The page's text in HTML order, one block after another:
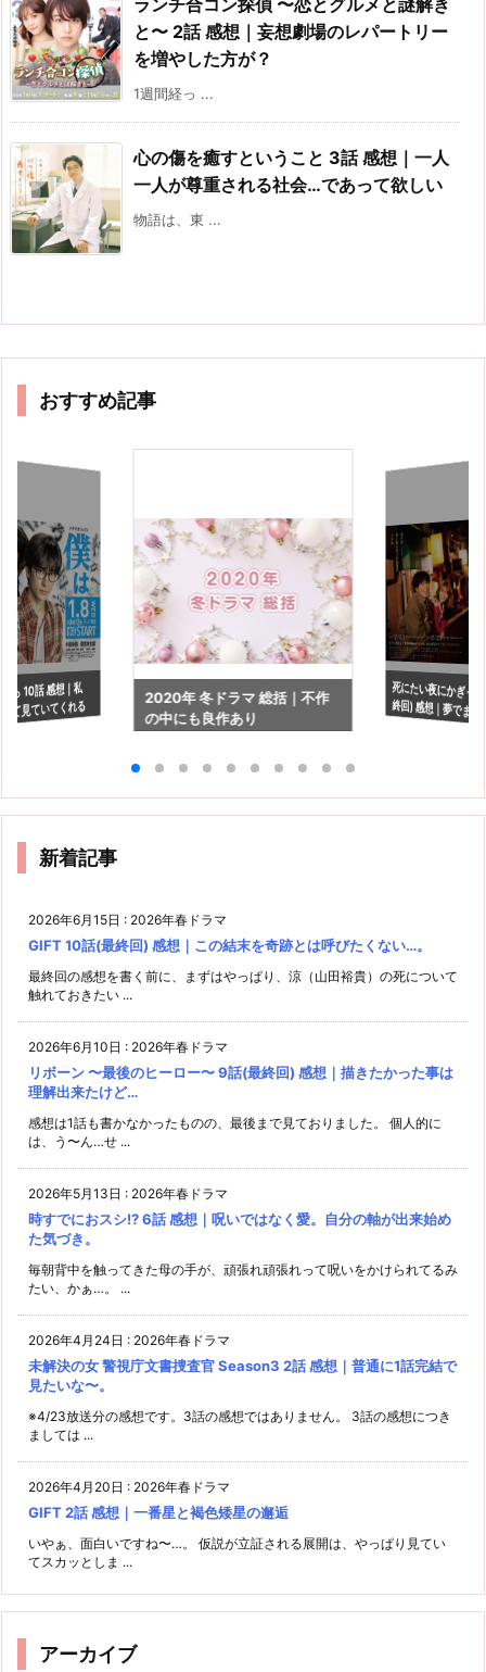
ランチ合コン探偵 〜恋とグルメと謎解き
と〜 2話 感想｜妄想劇場のレパートリー
を増やした方が？
1週間経っ ...
心の傷を癒すということ 3話 感想｜一人
一人が尊重される社会…であって欲しい
物語は、東 ...
おすすめ記事
ら 10話 感想｜私
て見ていてくれる
2020年 冬ドラマ 総括｜不作
の中にも良作あり
死にたい夜にかぎっ
終回) 感想｜夢でま
ら
新着記事
2026年6月15日 : 2026年春ドラマ
GIFT 10話(最終回) 感想｜この結末を奇跡とは呼びたくない…。
最終回の感想を書く前に、まずはやっぱり、涼（山田裕貴）の死について
触れておきたい ...
2026年6月10日 : 2026年春ドラマ
リボーン 〜最後のヒーロー〜 9話(最終回) 感想｜描きたかった事は
理解出来たけど…
感想は1話も書かなかったものの、最後まで見ておりました。 個人的に
は、う〜ん…せ ...
2026年5月13日 : 2026年春ドラマ
時すでにおスシ!? 6話 感想｜呪いではなく愛。自分の軸が出来始め
た気づき。
毎朝背中を触ってきた母の手が、頑張れ頑張れって呪いをかけられてるみ
たい、かぁ…。 ...
2026年4月24日 : 2026年春ドラマ
未解決の女 警視庁文書捜査官 Season3 2話 感想｜普通に1話完結で
見たいな〜。
※4/23放送分の感想です。3話の感想ではありません。 3話の感想につき
ましては ...
2026年4月20日 : 2026年春ドラマ
GIFT 2話 感想｜一番星と褐色矮星の邂逅
いやぁ、面白いですね〜…。 仮説が立証される展開は、やっぱり見てい
てスカッとしま ...
アーカイブ